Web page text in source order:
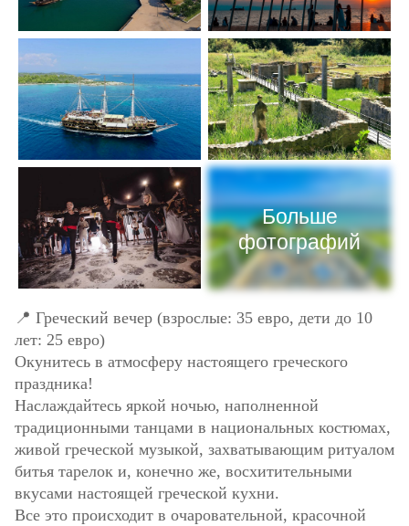
Больше
фотографий
📍 Греческий вечер (взрослые: 35 евро, дети до 10
лет: 25 евро)
Окунитесь в атмосферу настоящего греческого
праздника!
Наслаждайтесь яркой ночью, наполненной
традиционными танцами в национальных костюмах,
живой греческой музыкой, захватывающим ритуалом
битья тарелок и, конечно же, восхитительными
вкусами настоящей греческой кухни.
Все это происходит в очаровательной, красочной